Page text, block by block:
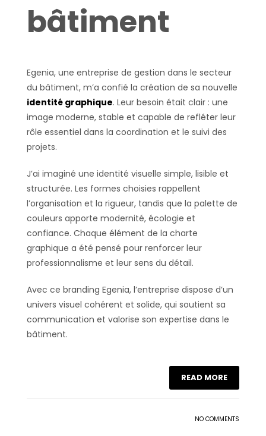
bâtiment
Egenia, une entreprise de gestion dans le secteur
du bâtiment, m’a confié la création de sa nouvelle
identité graphique. Leur besoin était clair : une
image moderne, stable et capable de refléter leur
rôle essentiel dans la coordination et le suivi des
projets.
J’ai imaginé une identité visuelle simple, lisible et
structurée. Les formes choisies rappellent
l’organisation et la rigueur, tandis que la palette de
couleurs apporte modernité, écologie et
confiance. Chaque élément de la charte
graphique a été pensé pour renforcer leur
professionnalisme et leur sens du détail.
Avec ce branding Egenia, l’entreprise dispose d’un
univers visuel cohérent et solide, qui soutient sa
communication et valorise son expertise dans le
bâtiment.
READ MORE
NO COMMENTS